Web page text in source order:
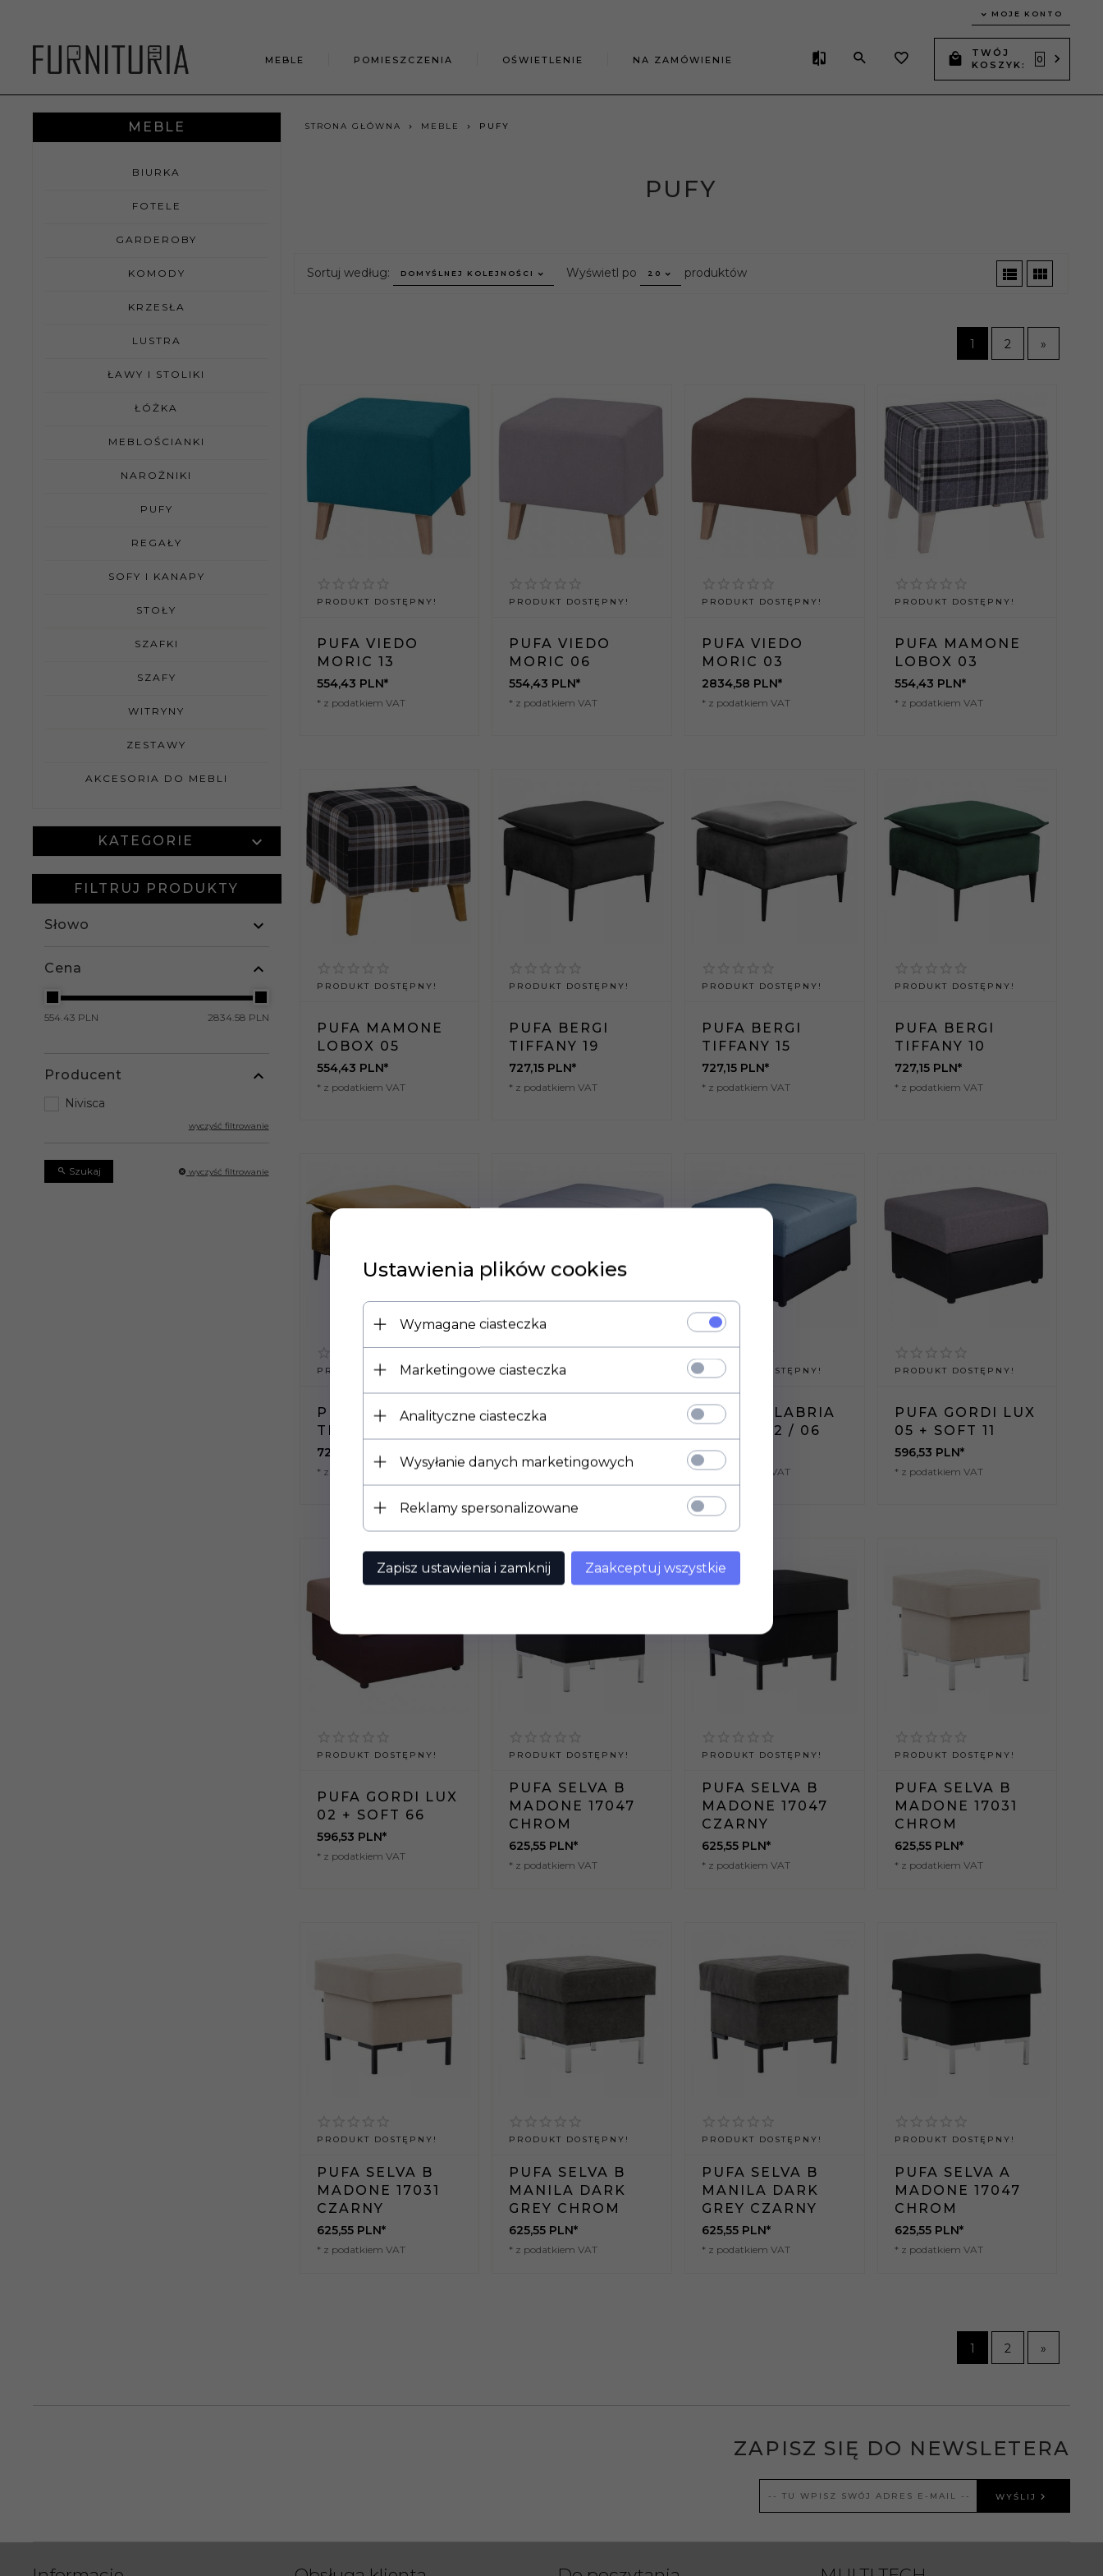
MOJE KONTO
MEBLE POMIESZCZENIA OŚWIETLENIE NA ZAMÓWIENIE
TWÓJ
KOSZYK:
0
MEBLE
BIURKA
FOTELE
GARDEROBY
KOMODY
KRZESŁA
LUSTRA
ŁAWY I STOLIKI
ŁÓŻKA
MEBLOŚCIANKI
NAROŻNIKI
PUFY
REGAŁY
SOFY I KANAPY
STOŁY
SZAFKI
SZAFY
WITRYNY
ZESTAWY
AKCESORIA DO MEBLI
KATEGORIE
FILTRUJ PRODUKTY
Słowo
Cena
554.43 PLN 2834.58 PLN
Producent
Nivisca
wyczyść filtrowanie
Szukaj wyczyść filtrowanie
STRONA GŁÓWNA MEBLE PUFY
PUFY
Sortuj według: sort
DOMYŚLNEJ KOLEJNOŚCI Wyświetl po pop
20 produktów
1 2 »
PRODUKT DOSTĘPNY!
PUFA VIEDO
MORIC 13
554,43 PLN*
* z podatkiem VAT
PRODUKT DOSTĘPNY!
PUFA VIEDO
MORIC 06
554,43 PLN*
* z podatkiem VAT
PRODUKT DOSTĘPNY!
PUFA VIEDO
MORIC 03
2834,58 PLN*
* z podatkiem VAT
PRODUKT DOSTĘPNY!
PUFA MAMONE
LOBOX 03
554,43 PLN*
* z podatkiem VAT
PRODUKT DOSTĘPNY!
PUFA MAMONE
LOBOX 05
554,43 PLN*
* z podatkiem VAT
PRODUKT DOSTĘPNY!
PUFA BERGI
TIFFANY 19
727,15 PLN*
* z podatkiem VAT
PRODUKT DOSTĘPNY!
PUFA BERGI
TIFFANY 15
727,15 PLN*
* z podatkiem VAT
PRODUKT DOSTĘPNY!
PUFA BERGI
TIFFANY 10
727,15 PLN*
* z podatkiem VAT
PRODUKT DOSTĘPNY!
PUFA BERGI
TIFFANY 08
727, PLN*
* z podatkiem VAT
PRODUKT DOSTĘPNY!
PUFA CALABRIA
596, PLN*
* z podatkiem VAT
PRODUKT DOSTĘPNY!
PUFA CALABRIA
GOMEZ 12 / 06
596,
* z podatkiem VAT
PRODUKT DOSTĘPNY!
PUFA GORDI LUX
05 + SOFT 11
596,53 PLN*
* z podatkiem VAT
PRODUKT DOSTĘPNY!
PUFA GORDI LUX
02 + SOFT 66
596,53 PLN*
* z podatkiem VAT
PRODUKT DOSTĘPNY!
PUFA SELVA B
MADONE 17047
CHROM
625,55 PLN*
* z podatkiem VAT
PRODUKT DOSTĘPNY!
PUFA SELVA B
MADONE 17047
CZARNY
625,55 PLN*
* z podatkiem VAT
PRODUKT DOSTĘPNY!
PUFA SELVA B
MADONE 17031
CHROM
625,55 PLN*
* z podatkiem VAT
PRODUKT DOSTĘPNY!
PUFA SELVA B
MADONE 17031
CZARNY
625,55 PLN*
* z podatkiem VAT
PRODUKT DOSTĘPNY!
PUFA SELVA B
MANILA DARK
GREY CHROM
625,55 PLN*
* z podatkiem VAT
PRODUKT DOSTĘPNY!
PUFA SELVA B
MANILA DARK
GREY CZARNY
625,55 PLN*
* z podatkiem VAT
PRODUKT DOSTĘPNY!
PUFA SELVA A
MADONE 17047
CHROM
625,55 PLN*
* z podatkiem VAT
1 2 »
ZAPISZ SIĘ DO NEWSLETERA
WYŚLIJ
Ustawienia plików cookies
Wymagane ciasteczka
Marketingowe ciasteczka
Analityczne ciasteczka
Wysyłanie danych marketingowych
Reklamy spersonalizowane
Zapisz ustawienia i zamknij Zaakceptuj wszystkie